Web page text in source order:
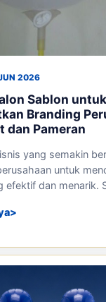
2026
Sablon untuk
Branding
dan Pameran
yang semakin
untuk
efektif dan menarik.